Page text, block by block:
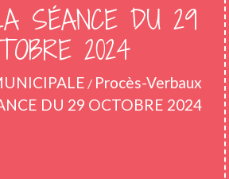
SÉANCE DU 29
2024
/ Procès-Verbaux
DU 29 OCTOBRE 2024